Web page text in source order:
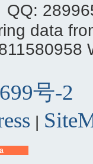
QQ:
data
号-2
|